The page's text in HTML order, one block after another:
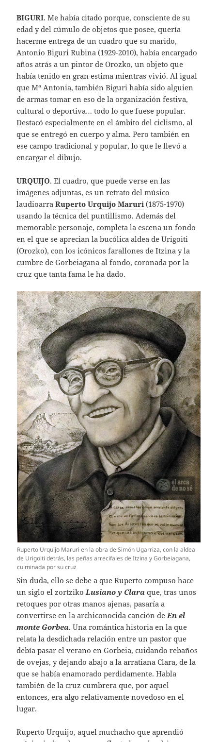
BIGURI. Me había citado porque, consciente de su
edad y del cúmulo de objetos que posee, quería
hacerme entrega de un cuadro que su marido,
Antonio Biguri Rubina (1929-2010), había encargado
años atrás a un pintor de Orozko, un objeto que
había tenido en gran estima mientras vivió. Al igual
que Mª Antonia, también Biguri había sido alguien
de armas tomar en eso de la organización festiva,
cultural o deportiva… todo lo que fuese popular.
Destacó especialmente en el ámbito del ciclismo, al
que se entregó en cuerpo y alma. Pero también en
ese campo tradicional y popular, lo que le llevó a
encargar el dibujo.
URQUIJO. El cuadro, que puede verse en las
imágenes adjuntas, es un retrato del músico
laudioarraRuperto Urquijo Maruri (1875-1970)
usando la técnica del puntillismo. Además del
memorable personaje, completa la escena un fondo
en el que se aprecian la bucólica aldea de Urigoiti
(Orozko), con los icónicos farallones de Itzina y la
cumbre de Gorbeiagana al fondo, coronada por la
cruz que tanta fama le ha dado.
Ruperto Urquijo Maruri en la obra de Simón Ugarriza, con la aldea
de Urigoiti detrás, las peñas arrecifales de Itzina y Gorbeiagana,
culminada por su cruz
Sin duda, ello se debe a que Ruperto compuso hace
un siglo el zortzikoLusiano y Clara que, tras unos
retoques por otras manos ajenas, pasaría a
convertirse en la archiconocida canción deEn el
monte Gorbea. Una romántica historia en la que
relata la desdichada relación entre un pastor que
debía pasar el verano en Gorbeia, cuidando rebaños
de ovejas, y dejando abajo a la arratiana Clara, de la
que se había enamorado perdidamente. Habla
también de la cruz cumbrera que, por aquel
entonces, era algo relativamente novedoso en el
lugar.
Ruperto Urquijo, aquel muchacho que aprendió